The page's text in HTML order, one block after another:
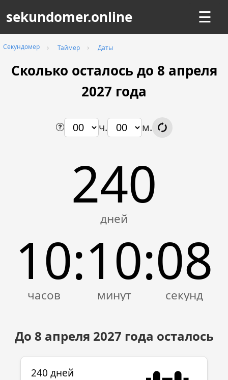
sekundomer.online ☰
Секундомер Таймер Даты
Сколько осталось до 8 апреля
2027 года
ч. м.
240
10:10:08
До 8 апреля 2027 года осталось
240 дней